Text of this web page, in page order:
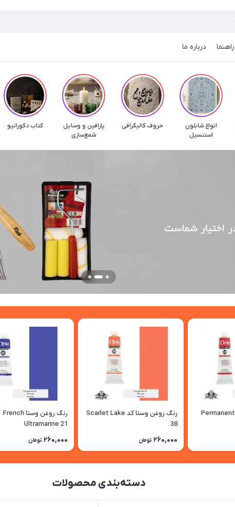
راهنما درباره ما
انواع شابلون
استنسیل
حروف کالیگرافی
پارافین و وسایل
شمع‌سازی
کتاب دکوراتیو
رنگ روغن وستا کد Permanent
رنگ روغن وستا کد Scarlet Lake
38
260,000 تومان
رنگ روغن وستا French
Ultramarine 21
260,000 تومان
دسته‌بندی محصولات